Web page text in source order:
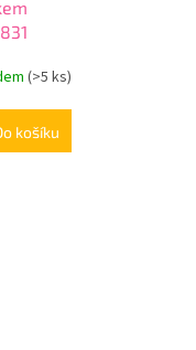
(>5 ks)
košíku